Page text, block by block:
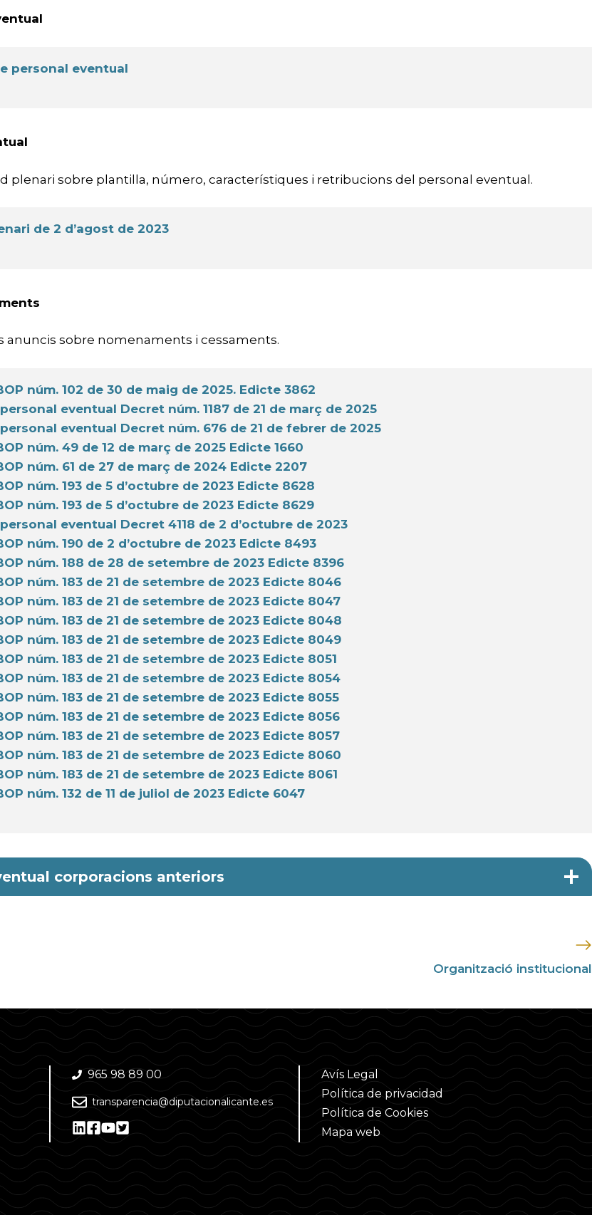
personal eventual
plenari sobre plantilla, número, característiques i retribucions del personal eventual.
de 2 d’agost de 2023
anuncis sobre nomenaments i cessaments.
núm. 102 de 30 de maig de 2025. Edicte 3862
eventual Decret núm. 1187 de 21 de març de 2025
eventual Decret núm. 676 de 21 de febrer de 2025
núm. 49 de 12 de març de 2025 Edicte 1660
núm. 61 de 27 de març de 2024 Edicte 2207
núm. 193 de 5 d’octubre de 2023 Edicte 8628
núm. 193 de 5 d’octubre de 2023 Edicte 8629
eventual Decret 4118 de 2 d’octubre de 2023
núm. 190 de 2 d’octubre de 2023 Edicte 8493
núm. 188 de 28 de setembre de 2023 Edicte 8396
núm. 183 de 21 de setembre de 2023 Edicte 8046
núm. 183 de 21 de setembre de 2023 Edicte 8047
núm. 183 de 21 de setembre de 2023 Edicte 8048
núm. 183 de 21 de setembre de 2023 Edicte 8049
núm. 183 de 21 de setembre de 2023 Edicte 8051
núm. 183 de 21 de setembre de 2023 Edicte 8054
núm. 183 de 21 de setembre de 2023 Edicte 8055
núm. 183 de 21 de setembre de 2023 Edicte 8056
núm. 183 de 21 de setembre de 2023 Edicte 8057
núm. 183 de 21 de setembre de 2023 Edicte 8060
núm. 183 de 21 de setembre de 2023 Edicte 8061
núm. 132 de 11 de juliol de 2023 Edicte 6047
corporacions anteriors
Organització institucional
965 98 89 00
transparencia@diputacionalicante.es
Avís Legal
Política de privacidad
Política de Cookies
Mapa web